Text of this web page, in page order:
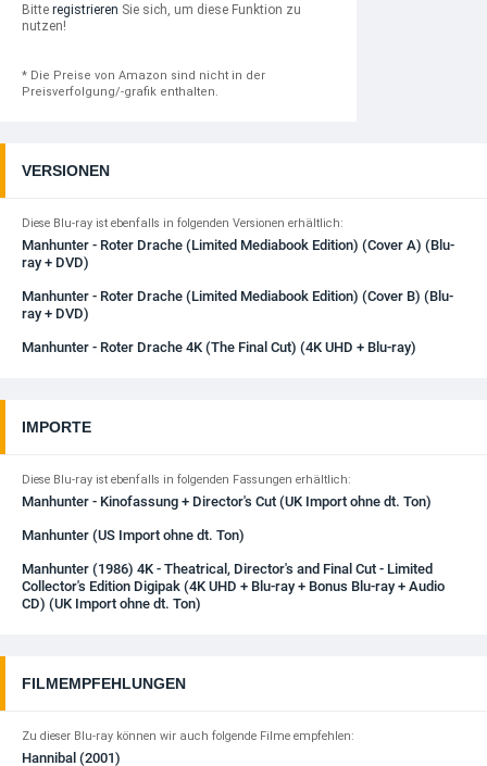
Bitte registrieren Sie sich, um diese Funktion zu
nutzen!
* Die Preise von Amazon sind nicht in der
Preisverfolgung/-grafik enthalten.
VERSIONEN
Diese Blu-ray ist ebenfalls in folgenden Versionen erhältlich:
Manhunter - Roter Drache (Limited Mediabook Edition) (Cover A) (Blu-
ray + DVD)
Manhunter - Roter Drache (Limited Mediabook Edition) (Cover B) (Blu-
ray + DVD)
Manhunter - Roter Drache 4K (The Final Cut) (4K UHD + Blu-ray)
IMPORTE
Diese Blu-ray ist ebenfalls in folgenden Fassungen erhältlich:
Manhunter - Kinofassung + Director's Cut (UK Import ohne dt. Ton)
Manhunter (US Import ohne dt. Ton)
Manhunter (1986) 4K - Theatrical, Director's and Final Cut - Limited
Collector's Edition Digipak (4K UHD + Blu-ray + Bonus Blu-ray + Audio
CD) (UK Import ohne dt. Ton)
FILMEMPFEHLUNGEN
Zu dieser Blu-ray können wir auch folgende Filme empfehlen:
Hannibal (2001)